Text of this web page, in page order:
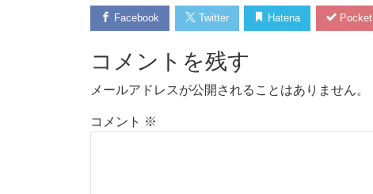
Facebook Twitter Hatena Pocket
コメントを残す
メールアドレスが公開されることはありません。
コメント ※